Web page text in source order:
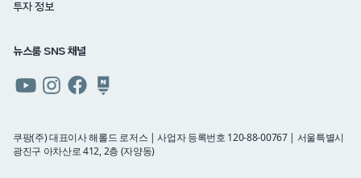
투자 정보
뉴스룸 SNS 채널
유튜브인스타그램
페이스북네이버
블로그
쿠팡(주) 대표이사 해롤드 로저스 | 사업자 등록번호 120-88-00767 | 서울특별시
광진구 아차산로 412, 2층 (자양동)